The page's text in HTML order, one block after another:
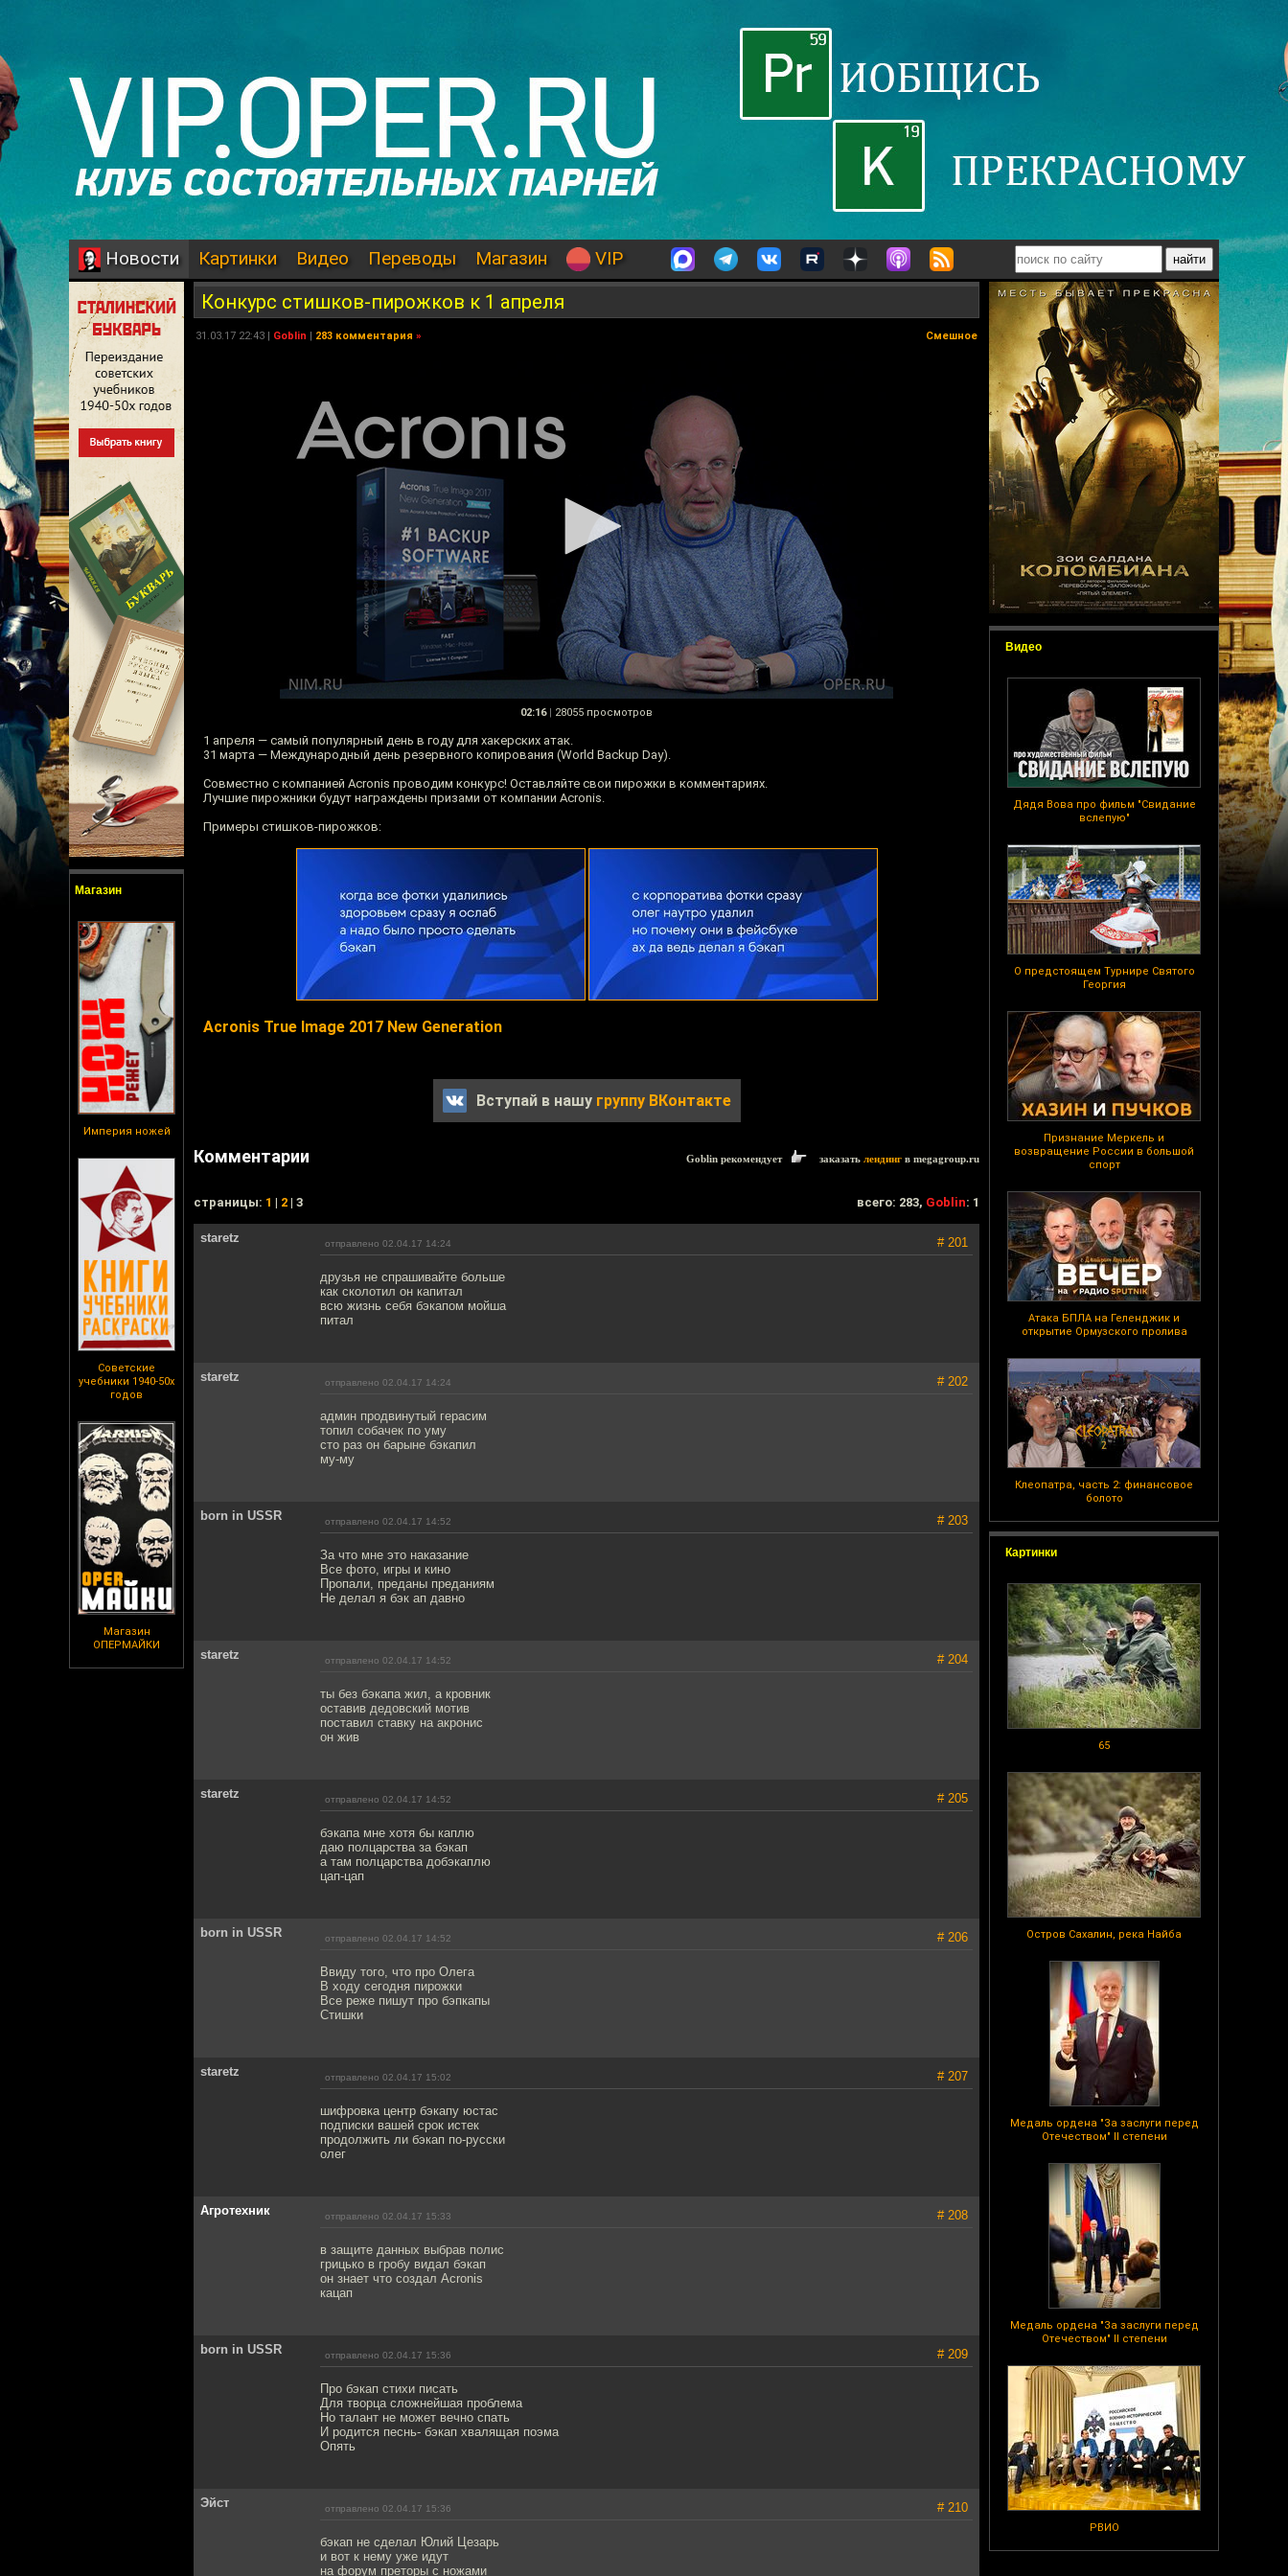
Новости Картинки Видео Переводы Магазин VIP
Магазин
Империя ножей
Советские
учебники 1940-50х
годов
Магазин
ОПЕРМАЙКИ
Видео
Дядя Вова про фильм "Свидание
вслепую"
О предстоящем Турнире Святого
Георгия
Признание Меркель и
возвращение России в большой
спорт
Атака БПЛА на Геленджик и
открытие Ормузского пролива
Клеопатра, часть 2: финансовое
болото
Картинки
65
Остров Сахалин, река Найба
Медаль ордена "За заслуги перед
Отечеством" II степени
Медаль ордена "За заслуги перед
Отечеством" II степени
РВИО
Конкурс стишков-пирожков к 1 апреля
31.03.17 22:43 | Goblin | 283 комментария » Смешное
02:16 | 28055 просмотров
1 апреля — самый популярный день в году для хакерских атак.
31 марта — Международный день резервного копирования (World Backup Day).
Совместно с компанией Acronis проводим конкурс! Оставляйте свои пирожки в комментариях.
Лучшие пирожники будут награждены призами от компании Acronis.
Примеры стишков-пирожков:
Acronis True Image 2017 New Generation
Вступай в нашу группу ВКонтакте
Комментарии Goblin рекомендует заказать лендинг в megagroup.ru
cтраницы: 1 | 2 | 3 всего: 283, Goblin: 1
staretz отправлено 02.04.17 14:24 # 201
друзья не спрашивайте больше
как сколотил он капитал
всю жизнь себя бэкапом мойша
питал
staretz отправлено 02.04.17 14:24 # 202
админ продвинутый герасим
топил собачек по уму
сто раз он барыне бэкапил
му-му
bоrn in USSR отправлено 02.04.17 14:52 # 203
За что мне это наказание
Все фото, игры и кино
Пропали, преданы преданиям
Не делал я бэк ап давно
staretz отправлено 02.04.17 14:52 # 204
ты без бэкапа жил, а кровник
оставив дедовский мотив
поставил ставку на акронис
он жив
staretz отправлено 02.04.17 14:52 # 205
бэкапа мне хотя бы каплю
даю полцарства за бэкап
а там полцарства добэкаплю
цап-цап
bоrn in USSR отправлено 02.04.17 14:52 # 206
Ввиду того, что про Олега
В ходу сегодня пирожки
Все реже пишут про бэпкапы
Стишки
staretz отправлено 02.04.17 15:02 # 207
шифровка центр бэкапу юстас
подписки вашей срок истек
продолжить ли бэкап по-русски
олег
Агротехник отправлено 02.04.17 15:33 # 208
в защите данных выбрав полис
грицько в гробу видал бэкап
он знает что создал Acronis
кацап
bоrn in USSR отправлено 02.04.17 15:36 # 209
Про бэкап стихи писать
Для творца сложнейшая проблема
Но талант не может вечно спать
И родится песнь- бэкап хвалящая поэма
Опять
Эйст отправлено 02.04.17 15:36 # 210
бэкап не сделал Юлий Цезарь
и вот к нему уже идут
на форум преторы с ножами